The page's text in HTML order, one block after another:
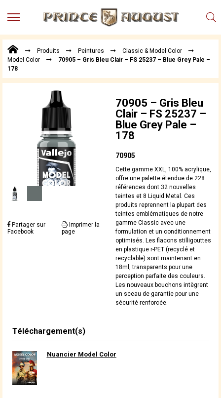
MENU
Points
de
Conseil
Actualités
Téléchargements
Techniques,
trucs et
astuces
Vidéos
Produits Peintures
Classic & Model Color
Model Color
70905 – Gris Bleu Clair – FS 25237 – Blue Grey Pale –
178
Partager sur
Facebook
Imprimer la
page
70905 – Gris Bleu
Clair – FS 25237 –
Blue Grey Pale –
178
70905
Cette gamme XXL, 100% acrylique,
offre une palette étendue de 228
références dont 32 nouvelles
teintes et 8 Liquid Metal. Ces
produits reprennent la plupart des
teintes emblématiques de notre
gamme Classic avec une
formulation et un conditionnement
optimisés. Les flacons stilligouttes
en plastique r-PET (recyclé et
recyclable) sont maintenant en
18ml, transparents pour une
perception parfaite des couleurs.
Les nouveaux bouchons intègrent
un sceau de garantie pour une
sécurité renforcée.
Téléchargement(s)
Nuancier Model Color